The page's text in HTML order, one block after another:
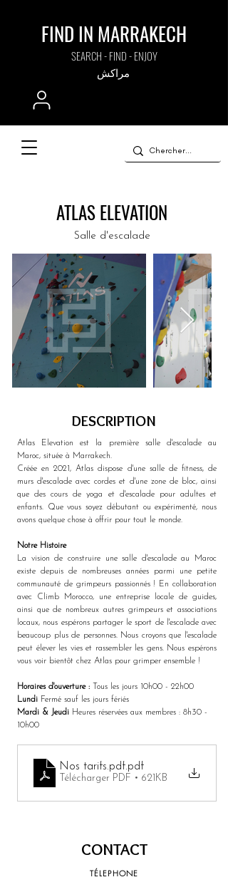
FIND IN MARRAKECH
SEARCH - FIND - ENJOY
مراكش
ATLAS ELEVATION
Salle d'escalade
DESCRIPTION
Atlas Elevation est la première salle d'escalade au
Maroc, située à Marrakech.
Créée en 2021, Atlas dispose d'une salle de fitness, de
murs d'escalade avec cordes et d'une zone de bloc, ainsi
que des cours de yoga et d'escalade pour adultes et
enfants. Que vous soyez débutant ou expérimenté, nous
avons quelque chose à offrir pour tout le monde.
Notre Histoire
La vision de construire une salle d'escalade au Maroc
existe depuis de nombreuses années parmi une petite
communauté de grimpeurs passionnés ! En collaboration
avec Climb Morocco, une entreprise locale de guides,
ainsi que de nombreux autres grimpeurs et associations
locaux, nous espérons partager le sport de l'escalade avec
beaucoup plus de personnes. Nous croyons que l'escalade
peut élever les vies et rassembler les gens. Nous espérons
vous voir bientôt chez Atlas pour grimper ensemble !
Horaires d'ouverture : Tous les jours 10h00 - 22h00
Lundi Fermé sauf les jours fériés
Mardi & Jeudi Heures réservées aux membres : 8h30 -
10h00
Nos tarifs.pdf.pdf
Télécharger PDF • 621KB
TÉLEPHONE
CONTACT